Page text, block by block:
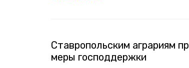
Ставропольским аграриям
меры господдержки